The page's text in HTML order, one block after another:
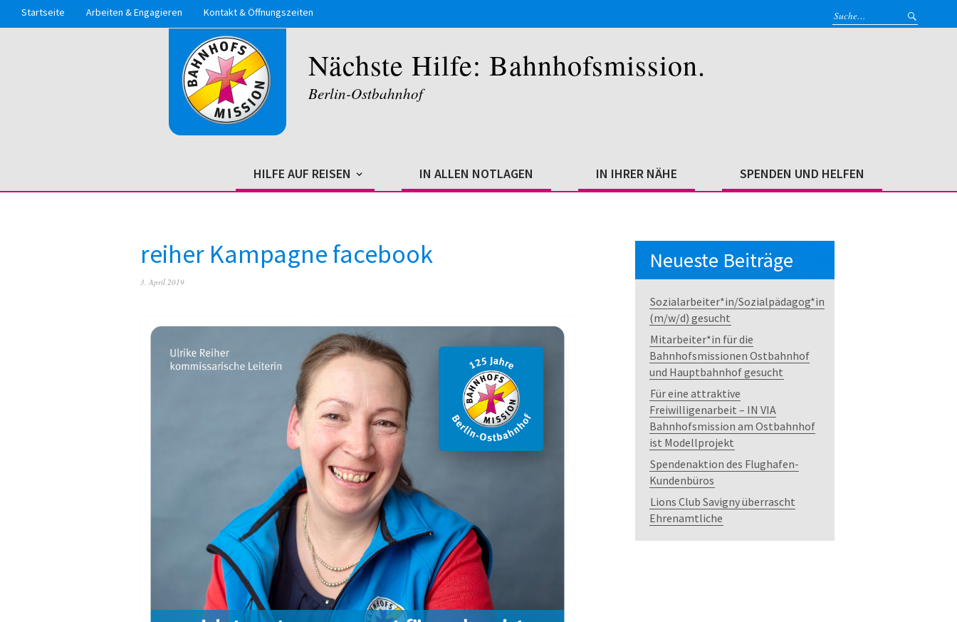
Startseite Arbeiten & Engagieren Kontakt & Öffnungszeiten
Nächste Hilfe: Bahnhofsmission.
Berlin-Ostbahnhof
HILFE AUF REISEN IN ALLEN NOTLAGEN IN IHRER NÄHE SPENDEN UND HELFEN
reiher Kampagne facebook
3. April 2019
Neueste Beiträge
Sozialarbeiter*in/Sozialpädagog*in
(m/w/d) gesucht
Mitarbeiter*in für die
Bahnhofsmissionen Ostbahnhof
und Hauptbahnhof gesucht
Für eine attraktive
Freiwilligenarbeit – IN VIA
Bahnhofsmission am Ostbahnhof
ist Modellprojekt
Spendenaktion des Flughafen-
Kundenbüros
Lions Club Savigny überrascht
Ehrenamtliche